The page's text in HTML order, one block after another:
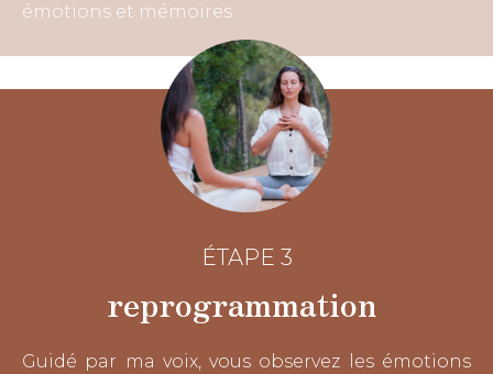
émotions et mémoires.
ÉTAPE 3
reprogrammation
Guidé par ma voix, vous observez les émotions